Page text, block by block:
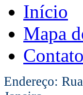
Início
Mapa
Contato
Endereço: